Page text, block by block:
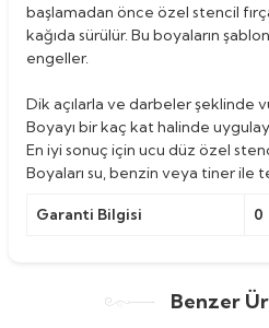
başlamadan önce özel stencil
kağıda sürülür. Bu boyaların
engeller.
Dik açılarla ve darbeler şeklinde
Boyayı bir kaç kat halinde
En iyi sonuç için ucu düz özel
Boyaları su, benzin veya tiner ile
Garanti Bilgisi 0
Benzer